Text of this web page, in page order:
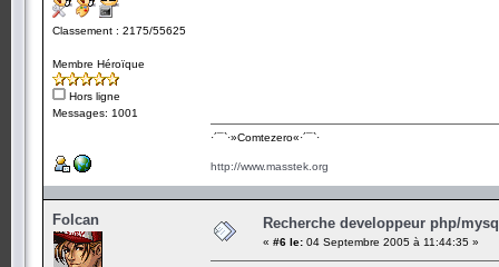
Classement : 2175/55625
Membre Héroïque
Hors ligne
Messages: 1001
·´¯`·­»Comtezero«­·´¯`·
http://www.masstek.org
Folcan Recherche developpeur php/
« #6 le: 04 Septembre 2005 à 11:44:35 »